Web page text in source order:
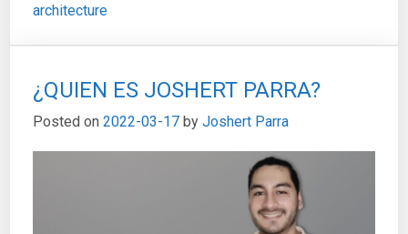
architecture
¿QUIEN ES JOSHERT PARRA?
Posted on 2022-03-17 by Joshert Parra